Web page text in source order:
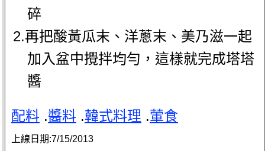
碎
2.再把酸黃瓜末、洋蔥末、美乃滋一起
加入盆中攪拌均勻，這樣就完成塔塔
醬
配料 .醬料 .韓式料理 .葷食
上線日期:7/15/2013